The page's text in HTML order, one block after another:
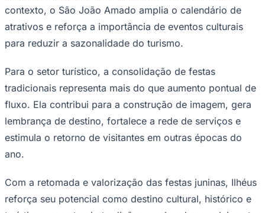
Palmeiras
contexto, o São João Amado amplia o calendário de
atrativos e reforça a importância de eventos culturais
para reduzir a sazonalidade do turismo.
Para o setor turístico, a consolidação de festas
tradicionais representa mais do que aumento pontual de
fluxo. Ela contribui para a construção de imagem, gera
lembrança de destino, fortalece a rede de serviços e
estimula o retorno de visitantes em outras épocas do
ano.
Com a retomada e valorização das festas juninas, Ilhéus
reforça seu potencial como destino cultural, histórico e